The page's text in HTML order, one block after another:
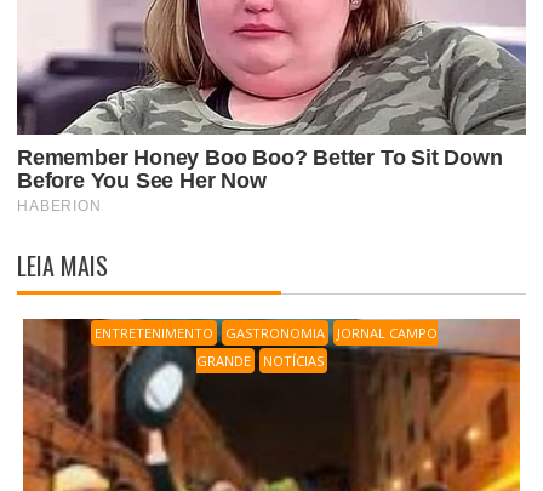
LEIA MAIS
ENTRETENIMENTO GASTRONOMIA
JORNAL CAMPO
GRANDE
NOTÍCIAS